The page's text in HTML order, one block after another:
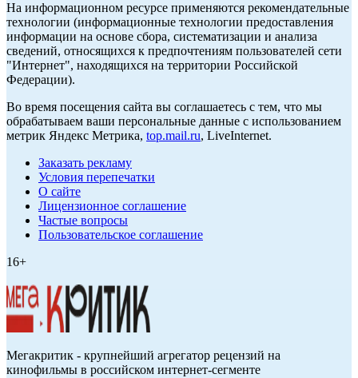
На информационном ресурсе применяются рекомендательные
технологии (информационные технологии предоставления
информации на основе сбора, систематизации и анализа
сведений, относящихся к предпочтениям пользователей сети
"Интернет", находящихся на территории Российской
Федерации).
Во время посещения сайта вы соглашаетесь с тем, что мы
обрабатываем ваши персональные данные с использованием
метрик Яндекс Метрика, top.mail.ru, LiveInternet.
Заказать рекламу
Условия перепечатки
О сайте
Лицензионное соглашение
Частые вопросы
Пользовательское соглашение
16+
Мегакритик - крупнейший агрегатор рецензий на
кинофильмы в российском интернет-сегменте